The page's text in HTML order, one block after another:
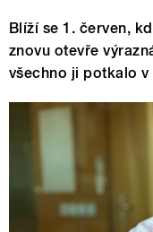
Blíží se 1. červen,
znovu otevře
všechno ji potkalo